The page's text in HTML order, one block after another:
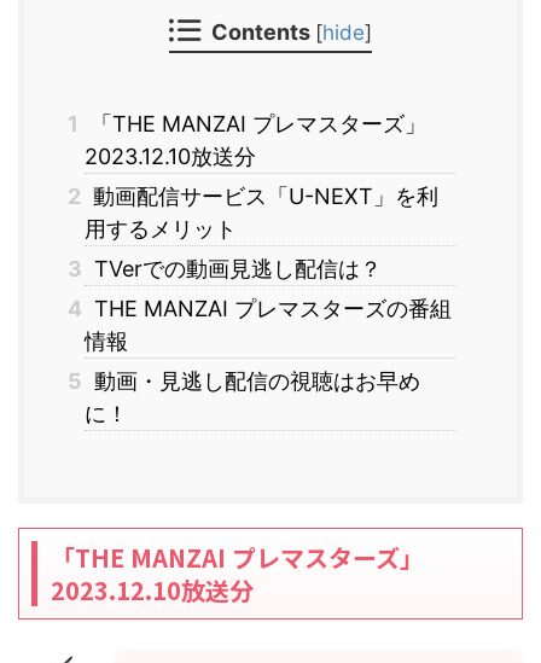
Contents [hide]
1
「THE MANZAI プレマスターズ」
2023.12.10放送分
2 動画配信サービス「U-NEXT」を利
用するメリット
3 TVerでの動画見逃し配信は？
4 THE MANZAI プレマスターズの番組
情報
5 動画・見逃し配信の視聴はお早め
に！
「THE MANZAI プレマスターズ」
2023.12.10放送分